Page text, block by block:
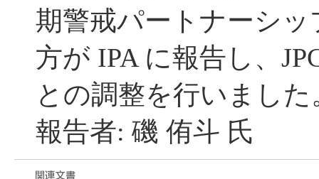
期警戒パートナーシ
方が IPA に報告し、
との調整を行いました
報告者: 磯 侑斗 氏